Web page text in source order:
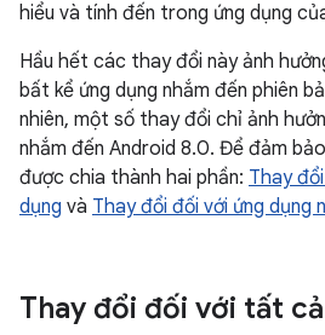
hiểu và tính đến trong ứng dụng
Hầu hết các thay đổi này ảnh
bất kể ứng dụng nhắm đến phiên
nhiên, một số thay đổi chỉ ảnh
nhắm đến Android 8.0. Để đảm
được chia thành hai phần: Thay
dụng và Thay đổi đối với ứng dụng
Thay đổi đối với tất